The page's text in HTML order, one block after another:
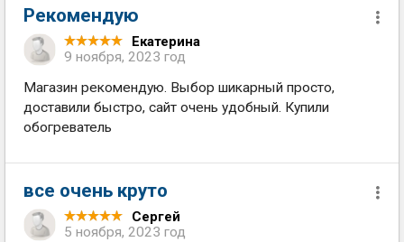
Рекомендую
Екатерина
9 ноября, 2023 год
Магазин рекомендую. Выбор шикарный просто,
доставили быстро, сайт очень удобный. Купили
обогреватель
все очень круто
Сергей
5 ноября, 2023 год